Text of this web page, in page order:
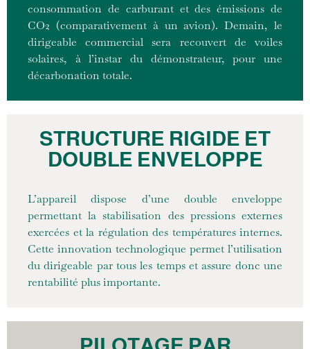
consommation de carburant et des émissions de
CO2 (comparativement à un avion). Demain, le
dirigeable commercial sera recouvert de voiles
solaires, à l’instar du démonstrateur, pour une
décarbonation totale.
STRUCTURE RIGIDE ET
DOUBLE ENVELOPPE
L’appareil dispose d’une double enveloppe
permettant la stabilisation des pressions externes
exercées et la régulation des températures internes.
Cette innovation technologique permet l’utilisation
du dirigeable par tous les temps et assure donc une
rentabilité plus importante.